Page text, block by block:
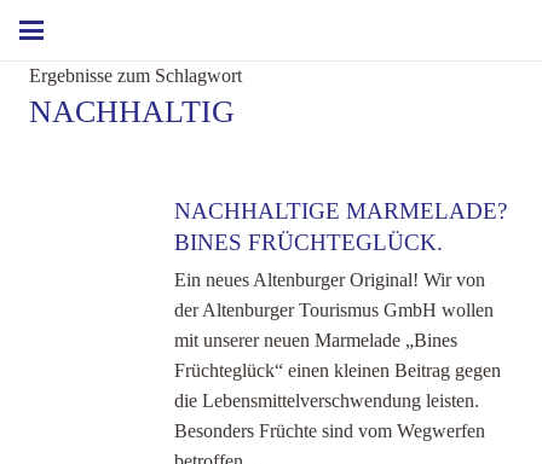
Ergebnisse zum Schlagwort
NACHHALTIG
NACHHALTIGE MARMELADE?
BINES FRÜCHTEGLÜCK.
Ein neues Altenburger Original! Wir von
der Altenburger Tourismus GmbH wollen
mit unserer neuen Marmelade „Bines
Früchteglück“ einen kleinen Beitrag gegen
die Lebensmittelverschwendung leisten.
Besonders Früchte sind vom Wegwerfen